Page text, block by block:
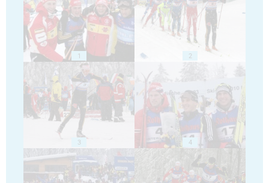
1 2
3 4